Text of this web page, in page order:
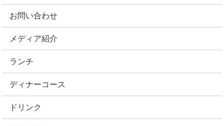
お問い合わせ
メディア紹介
ランチ
ディナーコース
ドリンク